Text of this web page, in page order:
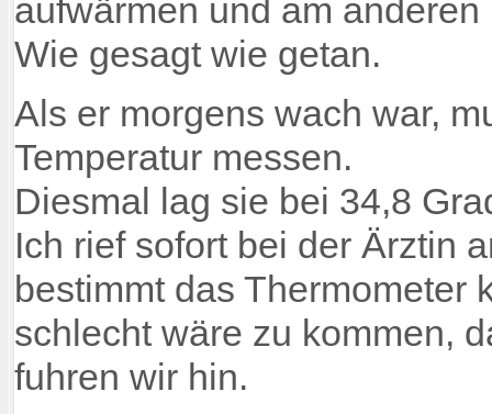
aufwärmen und am
Wie gesagt wie getan.
Als er morgens wach war,
Temperatur messen.
Diesmal lag sie bei 34,8
Ich rief sofort bei der Ärztin
bestimmt das Thermometer
schlecht wäre zu kommen,
fuhren wir hin.